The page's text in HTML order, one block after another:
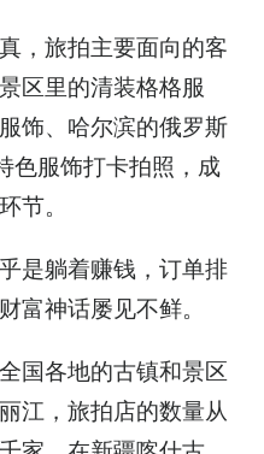
，旅拍主要面向的客
区里的清装格格服
饰、哈尔滨的俄罗斯
服饰打卡拍照，成
节。
是躺着赚钱，订单排
富神话屡见不鲜。
国各地的古镇和景区
江，旅拍店的数量从